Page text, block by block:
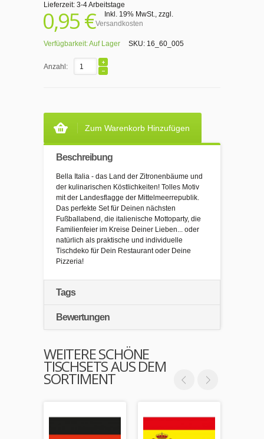
Lieferzeit: 3-4 Arbeitstage
0,95 € Inkl. 19% MwSt., zzgl.
Versandkosten
Verfügbarkeit:Auf Lager SKU: 16_60_005
Anzahl:
Zum Warenkorb Hinzufügen
Beschreibung
Bella Italia - das Land der Zitronenbäume und
der kulinarischen Köstlichkeiten! Tolles Motiv
mit der Landesflagge der Mittelmeerrepublik.
Das perfekte Set für Deinen nächsten
Fußballabend, die italienische Mottoparty, die
Familienfeier im Kreise Deiner Lieben... oder
natürlich als praktische und individuelle
Tischdeko für Dein Restaurant oder Deine
Pizzeria!
Tags
Bewertungen
WEITERE SCHÖNE
TISCHSETS AUS DEM
SORTIMENT